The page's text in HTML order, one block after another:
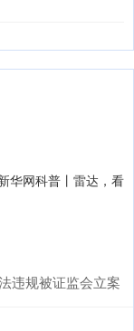
华网科普丨雷达，看
违规被证监会立案